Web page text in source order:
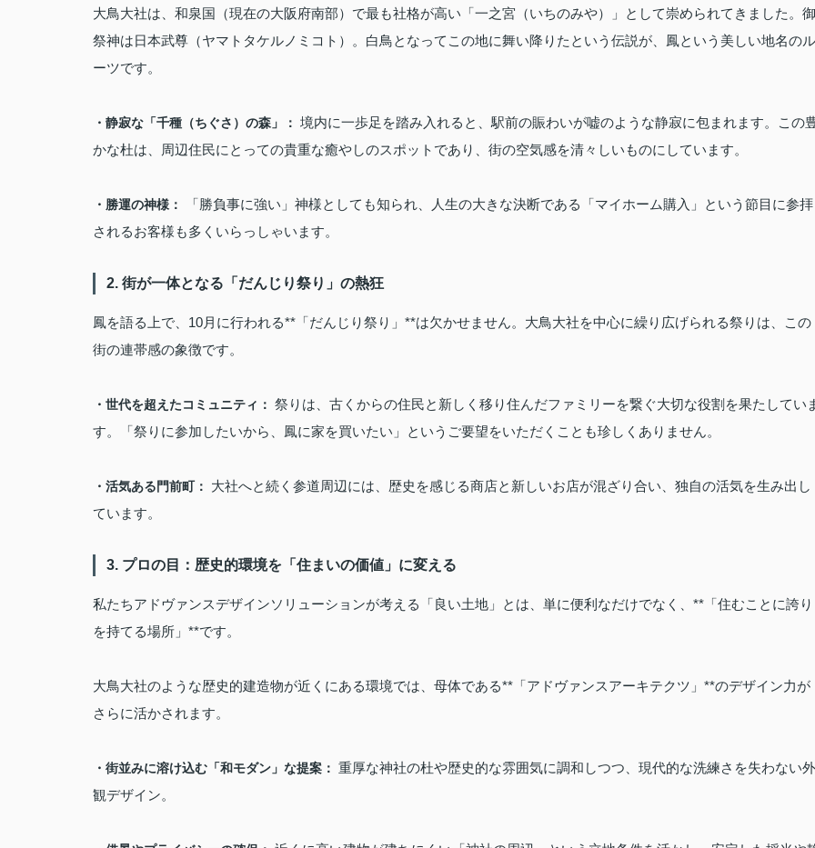
大鳥大社は、和泉国（現在の大阪府南部）で最も社格が高い「一之宮（いちのみや）」として崇められてきました。御
祭神は日本武尊（ヤマトタケルノミコト）。白鳥となってこの地に舞い降りたという伝説が、鳳という美しい地名のル
ーツです。
・静寂な「千種（ちぐさ）の森」： 境内に一歩足を踏み入れると、駅前の賑わいが嘘のような静寂に包まれます。この
かな杜は、周辺住民にとっての貴重な癒やしのスポットであり、街の空気感を清々しいものにしています。
・勝運の神様：
「勝負事に強い」神様としても知られ、人生の大きな決断である「マイホーム購入」という節目に参拝
されるお客様も多くいらっしゃいます。
2. 街が一体となる「だんじり祭り」の熱狂
鳳を語る上で、10月に行われる**「だんじり祭り」**は欠かせません。大鳥大社を中心に繰り広げられる祭りは、この
街の連帯感の象徴です。
・世代を超えたコミュニティ： 祭りは、古くからの住民と新しく移り住んだファミリーを繋ぐ大切な役割を果たしてい
す。「祭りに参加したいから、鳳に家を買いたい」というご要望をいただくことも珍しくありません。
・活気ある門前町：
大社へと続く参道周辺には、歴史を感じる商店と新しいお店が混ざり合い、独自の活気を生み出し
ています。
3. プロの目：歴史的環境を「住まいの価値」に変える
私たちアドヴァンスデザインソリューションが考える「良い土地」とは、単に便利なだけでなく、**「住むことに誇り
を持てる場所」**です。
大鳥大社のような歴史的建造物が近くにある環境では、母体である**「アドヴァンスアーキテクツ」**のデザイン力が
さらに活かされます。
・街並みに溶け込む「和モダン」な提案： 重厚な神社の杜や歴史的な雰囲気に調和しつつ、現代的な洗練さを失わない外
観デザイン。